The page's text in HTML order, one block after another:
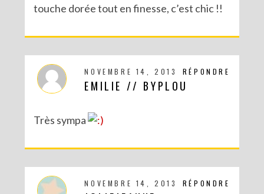
touche dorée tout en finesse, c’est chic !!
RÉPONDRE
NOVEMBRE 14, 2013
EMILIE // BYPLOU
Très sympa
RÉPONDRE
NOVEMBRE 14, 2013